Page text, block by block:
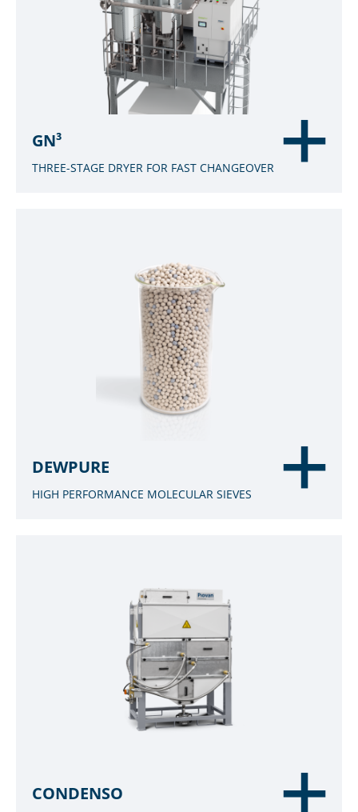
GN³
THREE-STAGE DRYER FOR FAST CHANGEOVER
DEWPURE
HIGH PERFORMANCE MOLECULAR SIEVES
CONDENSO